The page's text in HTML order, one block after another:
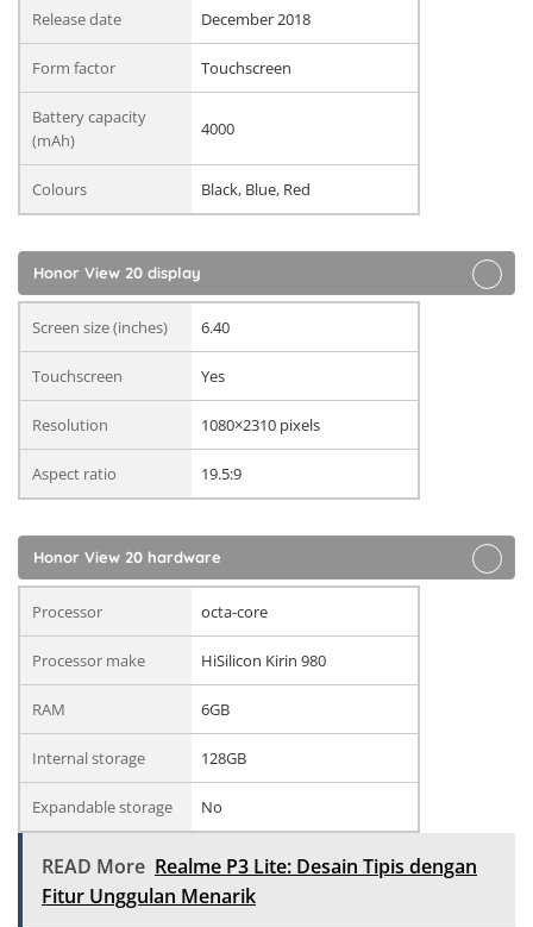
Release date December 2018
Form factor Touchscreen
Battery capacity
(mAh)
4000
Colours Black, Blue, Red
Honor View 20 display
Screen size (inches) 6.40
Touchscreen Yes
Resolution 1080×2310 pixels
Aspect ratio 19.5:9
Honor View 20 hardware
Processor octa-core
Processor make HiSilicon Kirin 980
RAM 6GB
Internal storage 128GB
Expandable storage No
READ More Realme P3 Lite: Desain Tipis dengan
Fitur Unggulan Menarik